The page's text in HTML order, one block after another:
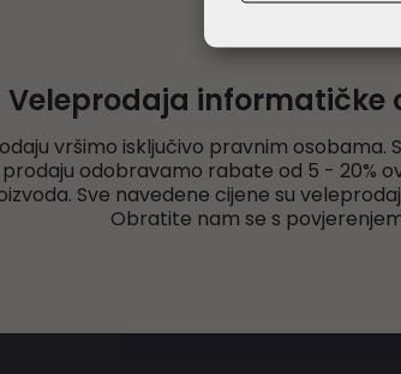
Veleprodaja informatičke
vršimo isključivo pravnim osobama.
prodaju odobravamo rabate od 5 - 20%
Sve navedene cijene su
Obratite nam se s